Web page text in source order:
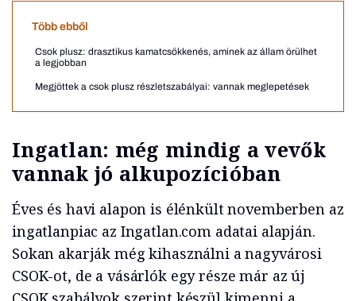
Több ebből
Csok plusz: drasztikus kamatcsökkenés, aminek az állam örülhet
a legjobban
Megjöttek a csok plusz részletszabályai: vannak meglepetések
Ingatlan: még mindig a vevők
vannak jó alkupozícióban
Éves és havi alapon is élénkült novemberben az
ingatlanpiac az Ingatlan.com adatai alapján.
Sokan akarják még kihasználni a nagyvárosi
CSOK-ot, de a vásárlók egy része már az új